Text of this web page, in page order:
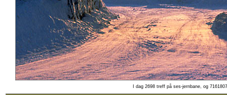
I dag 2698 treff på ses-jernbane, og